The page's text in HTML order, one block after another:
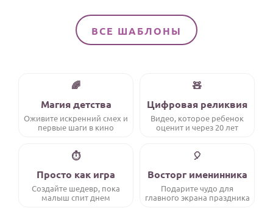
Детям
Все родственники
ПЕРСОНАЛЬНЫЕ
Пожелания
По именам
ВСЕ ШАБЛОНЫ
🌈
Магия детства
Оживите искренний смех и
первые шаги в кино
🧸
Цифровая реликвия
Видео, которое ребенок
оценит и через 20 лет
⏱️
Просто как игра
Создайте шедевр, пока
малыш спит днем
🎈
Восторг именинника
Подарите чудо для
главного экрана праздника